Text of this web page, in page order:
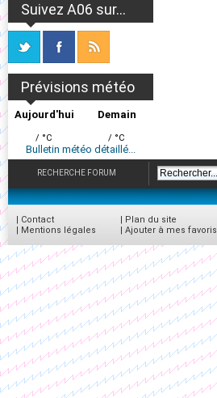
Suivez A06 sur...
Prévisions météo
Aujourd'hui
/ °C
Demain
/ °C
Bulletin météo détaillé...
RECHERCHE FORUM
| Contact
| Mentions légales
| Plan du site
| Ajouter à mes favoris